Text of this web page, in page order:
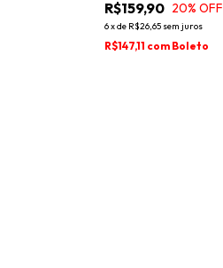
R$159,90 20% OFF
6xde R$26,65 sem juros
R$147,11 com Boleto